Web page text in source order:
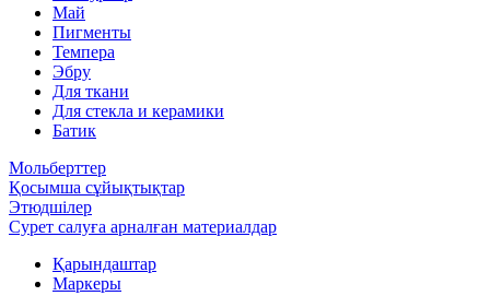
Май
Пигменты
Темпера
Эбру
Для ткани
Для стекла и керамики
Батик
Мольберттер
Қосымша сұйықтықтар
Этюдшілер
Сурет салуға арналған материалдар
Қарындаштар
Маркеры